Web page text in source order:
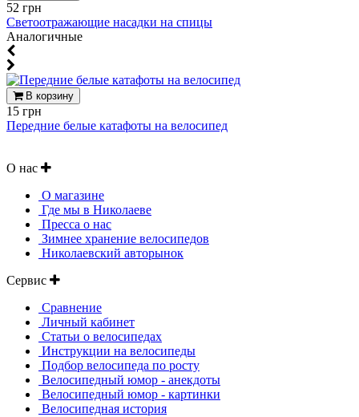
52 грн
Светоотражающие насадки на спицы
Аналогичные
В корзину
15 грн
Передние белые катафоты на велосипед
О нас
О магазине
Где мы в Николаеве
Пресса о нас
Зимнее хранение велосипедов
Николаевский авторынок
Сервис
Сравнение
Личный кабинет
Статьи о велосипедах
Инструкции на велосипеды
Подбор велосипеда по росту
Велосипедный юмор - анекдоты
Велосипедный юмор - картинки
Велосипедная история